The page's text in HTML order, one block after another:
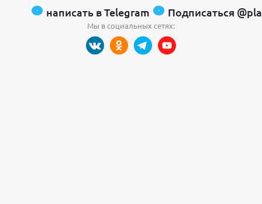
написать в Telegram Подписаться
Мы в социальных сетях: